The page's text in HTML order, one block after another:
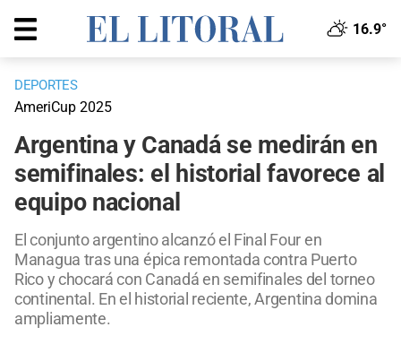
16.9°
DEPORTES
AmeriCup 2025
Argentina y Canadá se medirán en
semifinales: el historial favorece al
equipo nacional
El conjunto argentino alcanzó el Final Four en
Managua tras una épica remontada contra Puerto
Rico y chocará con Canadá en semifinales del torneo
continental. En el historial reciente, Argentina domina
ampliamente.